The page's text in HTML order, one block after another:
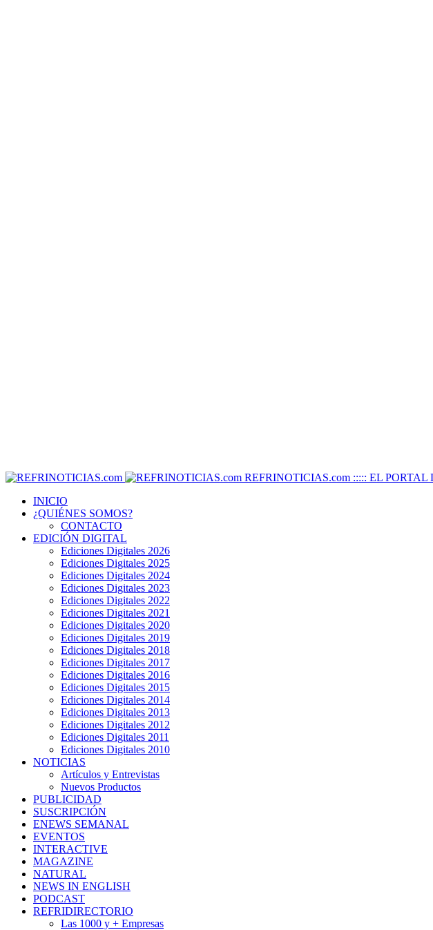
REFRINOTICIAS.com ::::: EL
INICIO
¿QUIÉNES SOMOS?
CONTACTO
EDICIÓN DIGITAL
Ediciones Digitales 2026
Ediciones Digitales 2025
Ediciones Digitales 2024
Ediciones Digitales 2023
Ediciones Digitales 2022
Ediciones Digitales 2021
Ediciones Digitales 2020
Ediciones Digitales 2019
Ediciones Digitales 2018
Ediciones Digitales 2017
Ediciones Digitales 2016
Ediciones Digitales 2015
Ediciones Digitales 2014
Ediciones Digitales 2013
Ediciones Digitales 2012
Ediciones Digitales 2011
Ediciones Digitales 2010
NOTICIAS
Artículos y Entrevistas
Nuevos Productos
PUBLICIDAD
SUSCRIPCIÓN
ENEWS SEMANAL
EVENTOS
INTERACTIVE
MAGAZINE
NATURAL
NEWS IN ENGLISH
PODCAST
REFRIDIRECTORIO
Las 1000 y + Empresas